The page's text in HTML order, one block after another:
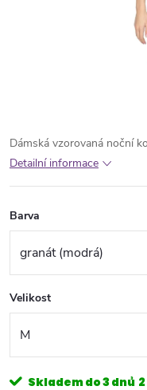
Dámská vzorovaná noční
Detailní informace
Barva
Velikost
Skladem do 3 dnů